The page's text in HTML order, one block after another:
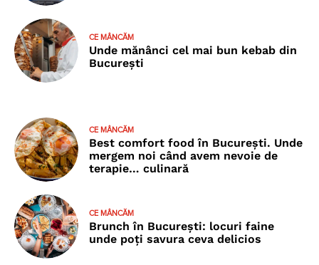
CE MÂNCĂM
Unde mănânci cel mai bun kebab din
București
CE MÂNCĂM
Best comfort food în București. Unde
mergem noi când avem nevoie de
terapie… culinară
CE MÂNCĂM
Brunch în București: locuri faine
unde poţi savura ceva delicios